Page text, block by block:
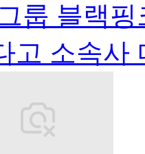
룹 블랙
고 소속사